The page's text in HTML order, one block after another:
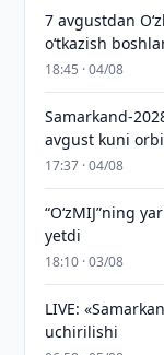
7 avgustdan
o‘tkazish
18:45 · 04/08
Samarkand-
avgust kuni
17:37 · 04/08
“O‘zMIJ”ning
yetdi
18:10 · 03/08
LIVE:
uchirilishi